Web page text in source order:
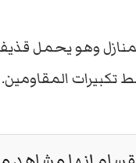
تكبيرات المقاومين.